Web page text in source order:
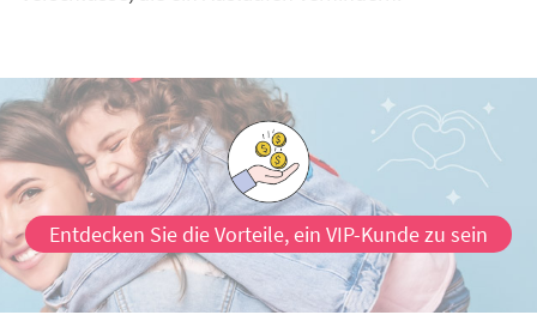
Verwendung von umweltbelastendem Einwegplastik.
Darüber hinaus haben sie lustige und farbenfrohe
Designs, die die Kinder lieben werden, sowie luftdichte
Verschlüsse, die ein Auslaufen verhindern.